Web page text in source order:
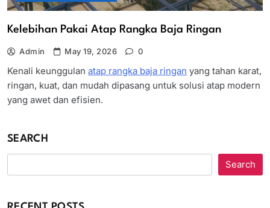
Kelebihan Pakai Atap Rangka Baja Ringan
Admin May 19, 2026 0
Kenali keunggulan atap rangka baja ringan yang tahan karat,
ringan, kuat, dan mudah dipasang untuk solusi atap modern
yang awet dan efisien.
SEARCH
Search